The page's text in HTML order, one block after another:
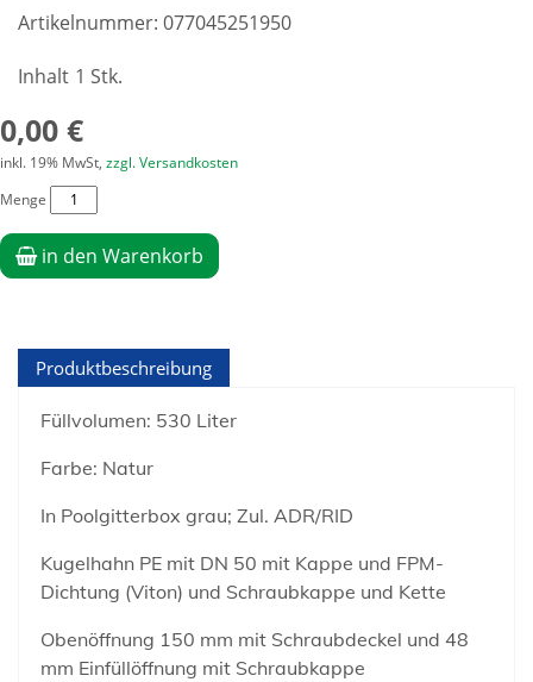
Artikelnummer: 077045251950
Inhalt 1 Stk.
0,00 €
inkl. 19% MwSt, zzgl. Versandkosten
Menge
in den Warenkorb
Produktbeschreibung
Füllvolumen: 530 Liter
Farbe: Natur
In Poolgitterbox grau; Zul. ADR/RID
Kugelhahn PE mit DN 50 mit Kappe und FPM-
Dichtung (Viton) und Schraubkappe und Kette
Obenöffnung 150 mm mit Schraubdeckel und 48
mm Einfüllöffnung mit Schraubkappe